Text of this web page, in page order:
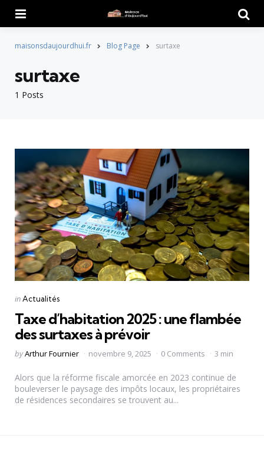
maisonsdaujourdhui.fr Blog Page surtaxe
1 Posts
surtaxe
Categories
Posted
inActualités
Taxe d’habitation 2025 : une flambée
des surtaxes à prévoir
Posted
byArthur Fournier novembre 9, 2025 0 Comments 3 min
Alors que la réforme fiscale amorcée en 2023 continue de
bouleverser le paysage des impôts locaux, les propriétaires
de résidences secondaires se trouvent au...